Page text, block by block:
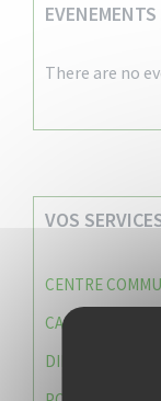
There are no
VOS
CENTRE
CAISSE DES
DIRECTION DES